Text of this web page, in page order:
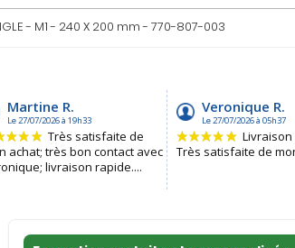
- M1 - 240 X 200 mm - 770-807-003